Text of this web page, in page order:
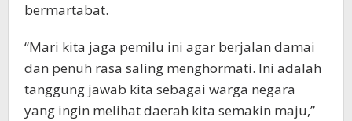
bermartabat.
“Mari kita jaga pemilu ini agar berjalan damai
dan penuh rasa saling menghormati. Ini adalah
tanggung jawab kita sebagai warga negara
yang ingin melihat daerah kita semakin maju,”